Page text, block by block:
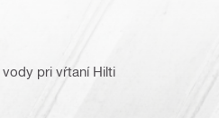
pri vŕtaní Hilti